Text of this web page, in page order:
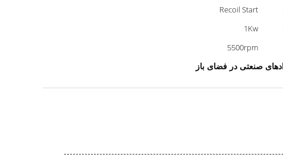
Recoil Start
1Kw
5500rpm
صنعتی در فضای باز